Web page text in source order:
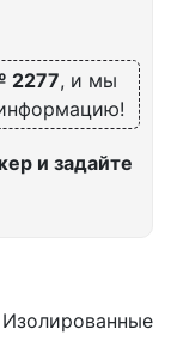
2277, и мы
и задайте
Изолированные